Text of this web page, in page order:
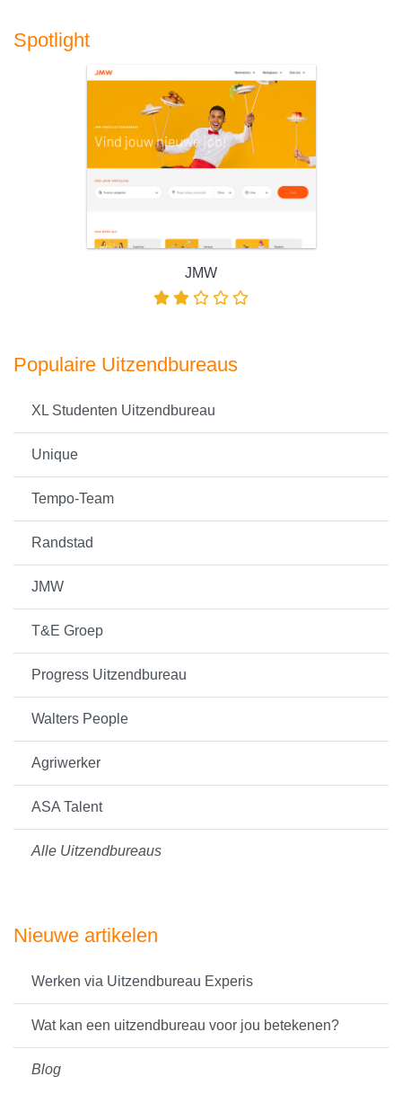
Spotlight
JMW
Populaire Uitzendbureaus
XL Studenten Uitzendbureau
Unique
Tempo-Team
Randstad
JMW
T&E Groep
Progress Uitzendbureau
Walters People
Agriwerker
ASA Talent
Alle Uitzendbureaus
Nieuwe artikelen
Werken via Uitzendbureau Experis
Wat kan een uitzendbureau voor jou betekenen?
Blog